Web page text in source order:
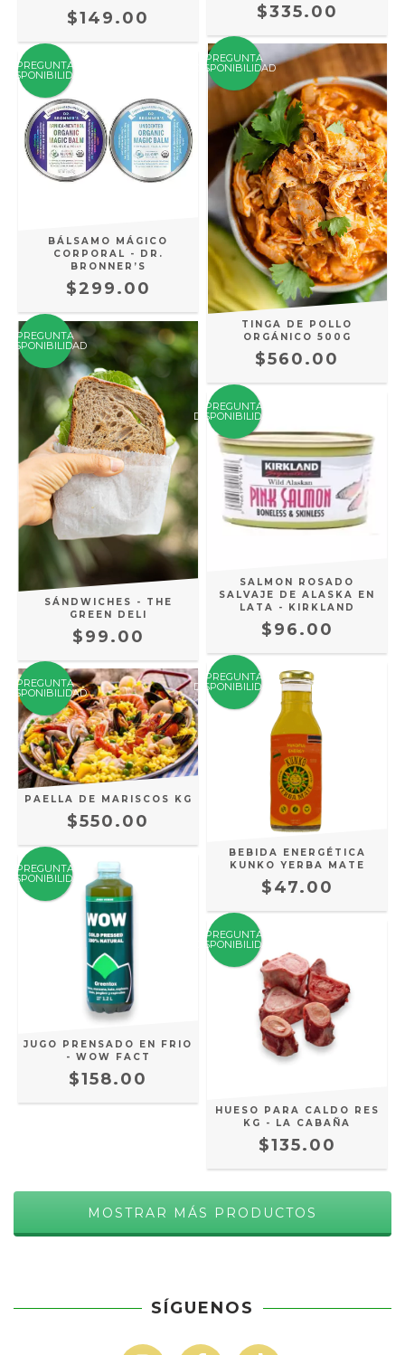
$149.00 $335.00
PREGUNTA
DISPONIBILIDAD
BÁLSAMO MÁGICO
CORPORAL - DR.
BRONNER’S
$299.00
PREGUNTA
DISPONIBILIDAD
TINGA DE POLLO
ORGÁNICO 500G
$560.00
PREGUNTA
DISPONIBILIDAD
SÁNDWICHES - THE
GREEN DELI
$99.00
PREGUNTA
DISPONIBILIDAD
SALMON ROSADO
SALVAJE DE ALASKA EN
LATA - KIRKLAND
$96.00
PREGUNTA
DISPONIBILIDAD
PAELLA DE MARISCOS KG
$550.00
PREGUNTA
DISPONIBILIDAD
BEBIDA ENERGÉTICA
KUNKO YERBA MATE
$47.00
PREGUNTA
DISPONIBILIDAD
JUGO PRENSADO EN FRIO
- WOW FACT
$158.00
PREGUNTA
DISPONIBILIDAD
HUESO PARA CALDO RES
KG - LA CABAÑA
$135.00
MOSTRAR MÁS PRODUCTOS
SÍGUENOS